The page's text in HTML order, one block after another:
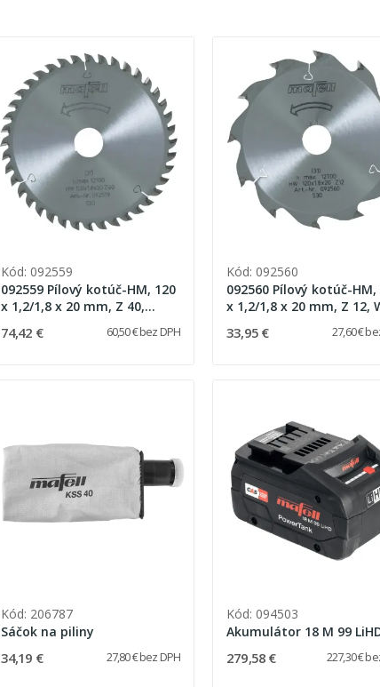
Kód: 092559
092559 Pílový kotúč-HM, 120
x 1,2/1,8 x 20 mm, Z 40,
74,42 € 60,50 € bez DPH
Kód: 092560
092560 Pílový kotúč-HM,
x 1,2/1,8 x 20 mm, Z 12,
33,95 € 27,60 €
Kód: 206787
Sáčok na piliny
34,19 € 27,80 € bez DPH
Kód: 094503
Akumulátor 18 M 99
279,58 € 227,30 €